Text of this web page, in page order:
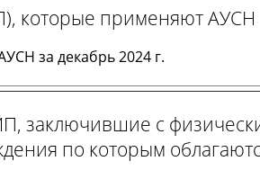
которые применяют АУСН
за декабрь 2024 г.
заключившие с
по которым